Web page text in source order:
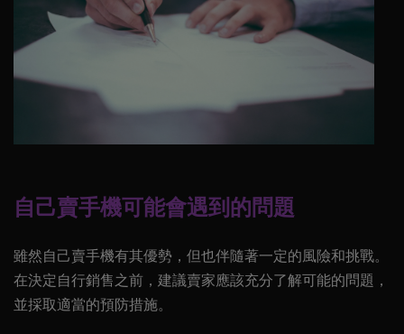
自己賣手機可能會遇到的問題
雖然自己賣手機有其優勢，但也伴隨著一定的風險和挑戰。
在決定自行銷售之前，建議賣家應該充分了解可能的問題，
並採取適當的預防措施。